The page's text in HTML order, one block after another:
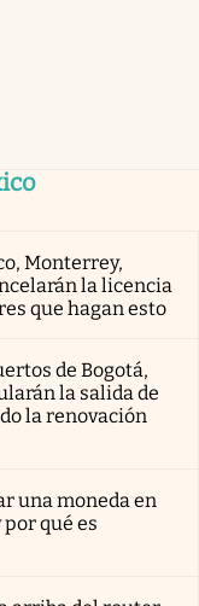
Monterrey,
la licencia
que hagan esto
de Bogotá,
la salida de
la renovación
una moneda en
qué es